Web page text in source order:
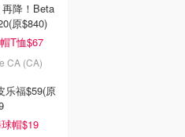
降！Beta
原$840)
T恤$67
CA (CA)
乐福$59(原
帽$19